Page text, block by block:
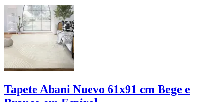
Tapete Abani Nuevo 61x91 cm Bege e